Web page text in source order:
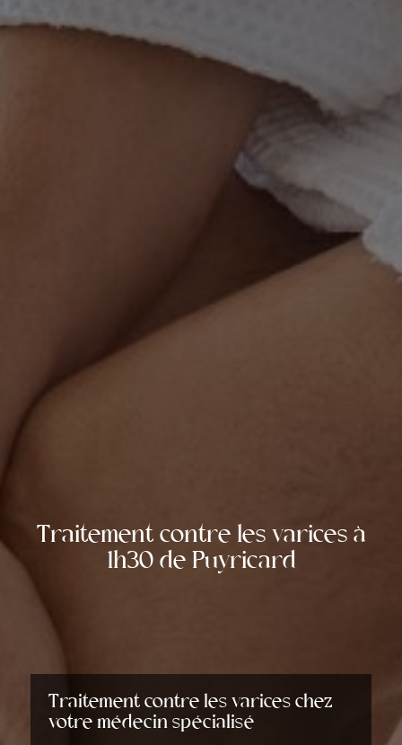
Traitement contre les varices à
1h30 de Puyricard
Traitement contre les varices chez
votre médecin spécialisé